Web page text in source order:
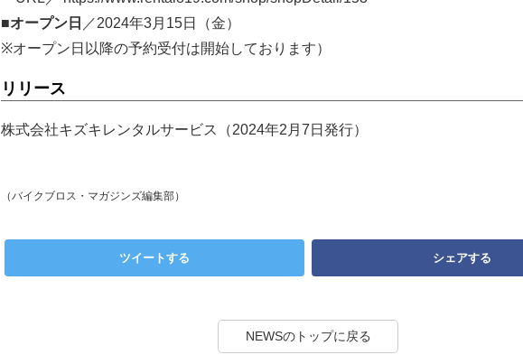
■オープン日 ／2024年3月15日（金）
※オープン日以降の予約受付は開始しております）
リリース
株式会社キズキレンタルサービス（2024年2月7日発行）
（バイクブロス・マガジンズ編集部）
ツイートする シェアする
NEWSのトップに戻る